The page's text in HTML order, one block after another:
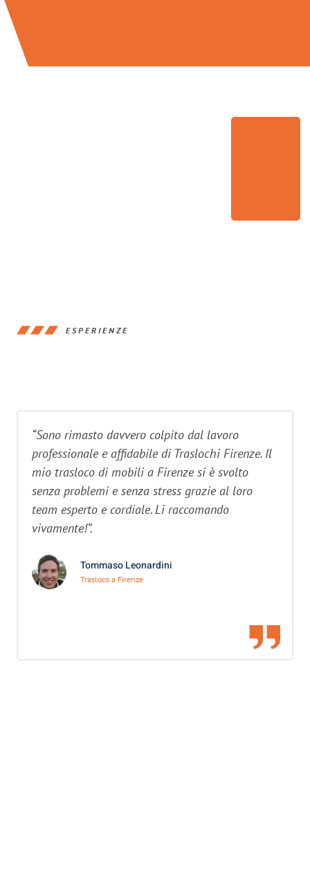
ESPERIENZE
“Sono rimasto davvero colpito dal lavoro
professionale e affidabile di Traslochi Firenze. Il
mio trasloco di mobili a Firenze si è svolto
senza problemi e senza stress grazie al loro
team esperto e cordiale. Li raccomando
vivamente!”.
Tommaso Leonardini
Trasloco a Firenze